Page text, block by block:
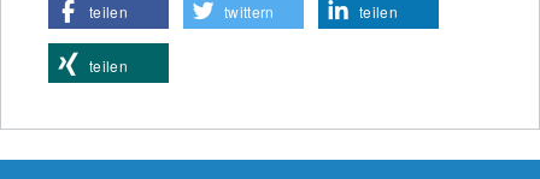
teilen twittern teilen
teilen